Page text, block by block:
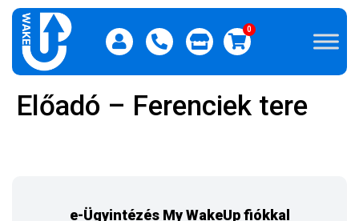
0
Előadó – Ferenciek tere
e-Ügyintézés My WakeUp fiókkal